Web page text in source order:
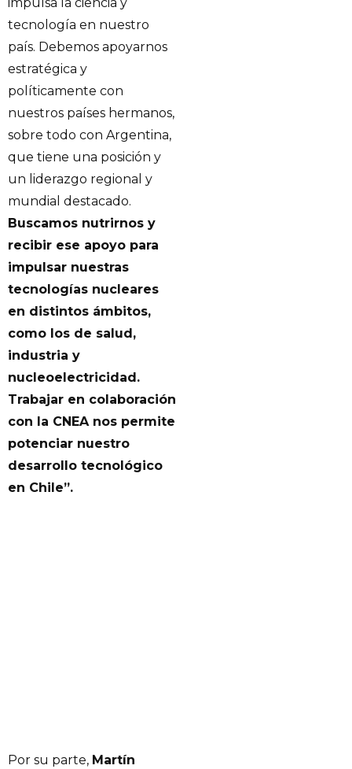
tecnología en nuestro
país. Debemos apoyarnos
estratégica y
políticamente con
nuestros países hermanos,
sobre todo con Argentina,
que tiene una posición y
un liderazgo regional y
mundial destacado.
Buscamos nutrirnos y
recibir ese apoyo para
impulsar nuestras
tecnologías nucleares
en distintos ámbitos,
como los de salud,
industria y
nucleoelectricidad.
Trabajar en colaboración
con la CNEA nos permite
potenciar nuestro
desarrollo tecnológico
en Chile”.
Por su parte, Martín